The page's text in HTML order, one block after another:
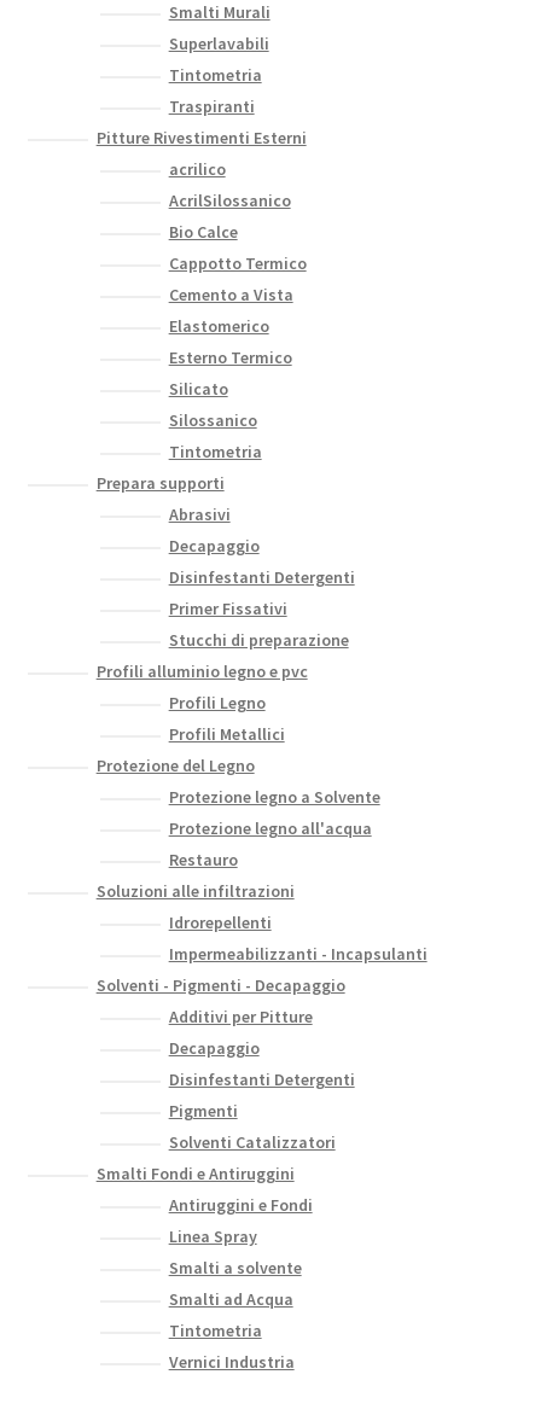
Smalti Murali
Superlavabili
Tintometria
Traspiranti
Pitture Rivestimenti Esterni
acrilico
AcrilSilossanico
Bio Calce
Cappotto Termico
Cemento a Vista
Elastomerico
Esterno Termico
Silicato
Silossanico
Tintometria
Prepara supporti
Abrasivi
Decapaggio
Disinfestanti Detergenti
Primer Fissativi
Stucchi di preparazione
Profili alluminio legno e pvc
Profili Legno
Profili Metallici
Protezione del Legno
Protezione legno a Solvente
Protezione legno all'acqua
Restauro
Soluzioni alle infiltrazioni
Idrorepellenti
Impermeabilizzanti - Incapsulanti
Solventi - Pigmenti - Decapaggio
Additivi per Pitture
Decapaggio
Disinfestanti Detergenti
Pigmenti
Solventi Catalizzatori
Smalti Fondi e Antiruggini
Antiruggini e Fondi
Linea Spray
Smalti a solvente
Smalti ad Acqua
Tintometria
Vernici Industria